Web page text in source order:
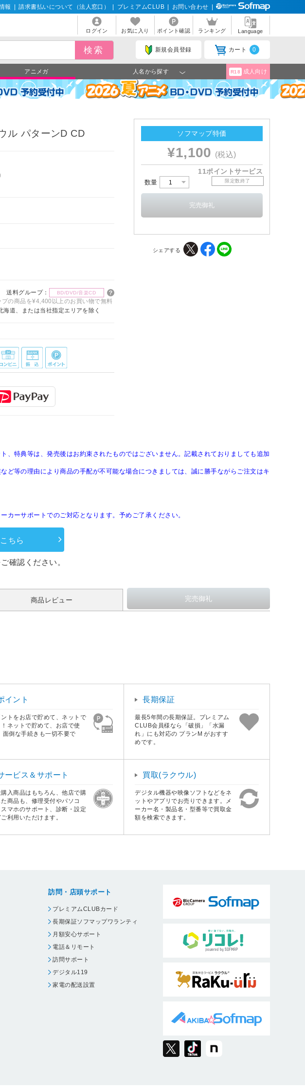
報 請求書払いについて（法人窓口） プレミアムCLUB お問い合わせ
ログイン お気に入り ポイント確認 ランキング Language
新規会員登録 カート 0
アニメガ 人名から探す R18 成人向け
ル パターンD CD
送料グループ： BD/DVD/音楽CD
プの商品を¥4,400以上のお買い物で無料
道、または当社指定エリアを除く
ソフマップ特価
¥1,100 (税込)
11ポイントサービス
数量 限定数終了
シェアする
特典等は、発売後はお約束されたものではございません。記載されておりましても追加
等の理由により商品の手配が不可能な場合につきましては、誠に勝手ながらご注文はキ
ーサポートでのご対応となります。予めご了承ください。
ちら
確認ください。
商品レビュー
イント
ントをお店で貯めて、ネットで
！ネットで貯めて、お店で使
面倒な手続きも一切不要で
長期保証
最長5年間の長期保証。プレミアム
CLUB会員様なら「破損」「水漏
れ」にも対応の プランM がおすす
めです。
ービス＆サポート
購入商品はもちろん、他店で購
た商品も、修理受付やパソコ
スマホのサポート、診断・設定
利用いただけます。
買取(ラクウル)
デジタル機器や映像ソフトなどをネ
ットやアプリでお売りできます。メ
ーカー名・製品名・型番等で買取金
額を検索できます。
訪問・店頭サポート
プレミアムCLUBカード
長期保証ソフマップワランティ
月額安心サポート
電話＆リモート
訪問サポート
デジタル119
家電の配送設置